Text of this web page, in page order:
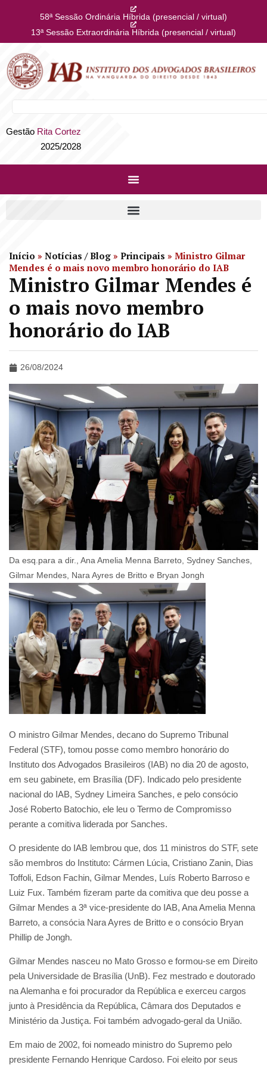
58ª Sessão Ordinária Híbrida (presencial / virtual)
13ª Sessão Extraordinária Híbrida (presencial / virtual)
Gestão Rita Cortez
2025/2028
Início » Notícias / Blog » Principais » Ministro Gilmar
Mendes é o mais novo membro honorário do IAB
Ministro Gilmar Mendes é
o mais novo membro
honorário do IAB
26/08/2024
Da esq.para a dir., Ana Amelia Menna Barreto, Sydney Sanches,
Gilmar Mendes, Nara Ayres de Britto e Bryan Jongh
O ministro Gilmar Mendes, decano do Supremo Tribunal
Federal (STF), tomou posse como membro honorário do
Instituto dos Advogados Brasileiros (IAB) no dia 20 de agosto,
em seu gabinete, em Brasília (DF). Indicado pelo presidente
nacional do IAB, Sydney Limeira Sanches, e pelo consócio
José Roberto Batochio, ele leu o Termo de Compromisso
perante a comitiva liderada por Sanches.
O presidente do IAB lembrou que, dos 11 ministros do STF, sete
são membros do Instituto: Cármen Lúcia, Cristiano Zanin, Dias
Toffoli, Edson Fachin, Gilmar Mendes, Luís Roberto Barroso e
Luiz Fux. Também fizeram parte da comitiva que deu posse a
Gilmar Mendes a 3ª vice-presidente do IAB, Ana Amelia Menna
Barreto, a consócia Nara Ayres de Britto e o consócio Bryan
Phillip de Jongh.
Gilmar Mendes nasceu no Mato Grosso e formou-se em Direito
pela Universidade de Brasília (UnB). Fez mestrado e doutorado
na Alemanha e foi procurador da República e exerceu cargos
junto à Presidência da República, Câmara dos Deputados e
Ministério da Justiça. Foi também advogado-geral da União.
Em maio de 2002, foi nomeado ministro do Supremo pelo
presidente Fernando Henrique Cardoso. Foi eleito por seus